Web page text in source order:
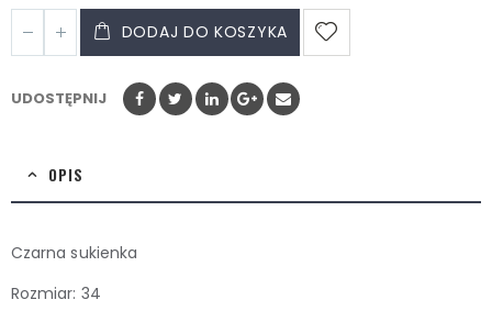
DODAJ DO KOSZYKA
UDOSTĘPNIJ
OPIS
Czarna sukienka
Rozmiar: 34